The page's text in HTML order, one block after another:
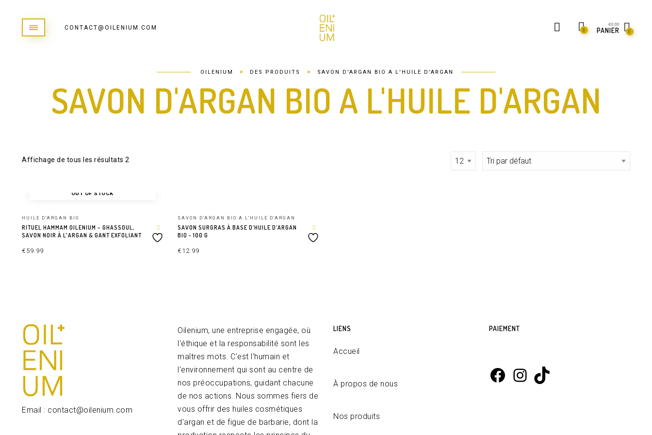
CONTACT@OILENIUM.COM 0
€0.00
PANIER 0
OILENIUM > DES PRODUITS > SAVON D'ARGAN BIO A L'HUILE D'ARGAN
SAVON D'ARGAN BIO A L'HUILE D'ARGAN
Affichage de tous les résultats 2
OUT OF STOCK
HUILE D'ARGAN BIO
RITUEL HAMMAM OILENIUM – GHASSOUL,
SAVON NOIR À L'ARGAN & GANT EXFOLIANT
€ 59.99
SAVON D'ARGAN BIO A L'HUILE D'ARGAN
SAVON SURGRAS À BASE D’HUILE D’ARGAN
BIO - 100 G
€ 12.99
Email : contact@oilenium.com
Oilenium, une entreprise engagée, où
l'éthique et la responsabilité sont les
maîtres mots. C'est l'humain et
l'environnement qui sont au centre de
nos préoccupations, guidant chacune
de nos actions. Nous sommes fiers de
vous offrir des huiles cosmétiques
d'argan et de figue de barbarie, dont la
LIENS
Accueil
À propos de nous
Nos produits
PAIEMENT
Facebook
Instagram
TikTok